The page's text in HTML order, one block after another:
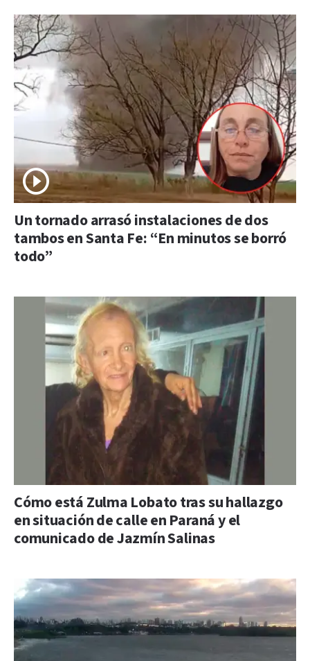
Un tornado arrasó instalaciones de dos
tambos en Santa Fe: “En minutos se borró
todo”
Cómo está Zulma Lobato tras su hallazgo
en situación de calle en Paraná y el
comunicado de Jazmín Salinas